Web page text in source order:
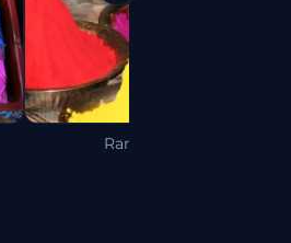
Rangoli poudre en